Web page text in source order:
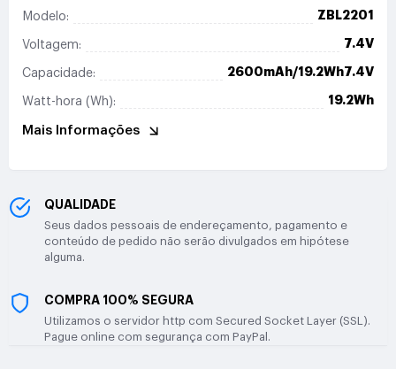
Modelo: ZBL2201
Voltagem: 7.4V
Capacidade: 2600mAh/19.2Wh7.4V
Watt-hora (Wh): 19.2Wh
Mais Informações
QUALIDADE
Seus dados pessoais de endereçamento, pagamento e
conteúdo de pedido não serão divulgados em hipótese
alguma.
COMPRA 100% SEGURA
Utilizamos o servidor http com Secured Socket Layer (SSL).
Pague online com segurança com PayPal.